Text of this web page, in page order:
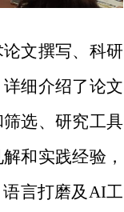
文撰写、科研
细介绍了论文
选、研究工具
和实践经验，
言打磨及 AI工